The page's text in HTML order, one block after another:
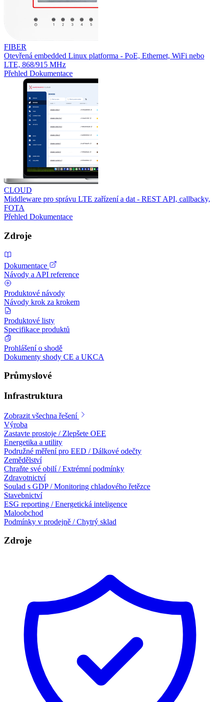
FIBER
Otevřená embedded Linux platforma - PoE, Ethernet, WiFi nebo
LTE, 868/915 MHz
Přehled Dokumentace
CLOUD
Middleware pro správu LTE zařízení a dat - REST API, callbacky,
FOTA
Přehled Dokumentace
Zdroje
Dokumentace
Návody a API reference
Produktové návody
Návody krok za krokem
Produktové listy
Specifikace produktů
Prohlášení o shodě
Dokumenty shody CE a UKCA
Průmyslové
Infrastruktura
Zobrazit všechna řešení
Výroba
Zastavte prostoje / Zlepšete OEE
Energetika a utility
Podružné měření pro EED / Dálkové odečty
Zemědělství
Chraňte své obilí / Extrémní podmínky
Zdravotnictví
Soulad s GDP / Monitoring chladového řetězce
Stavebnictví
ESG reporting / Energetická inteligence
Maloobchod
Podmínky v prodejně / Chytrý sklad
Zdroje